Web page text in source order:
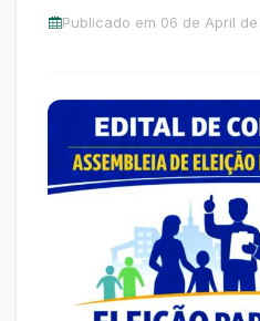
Publicado em 06 de April